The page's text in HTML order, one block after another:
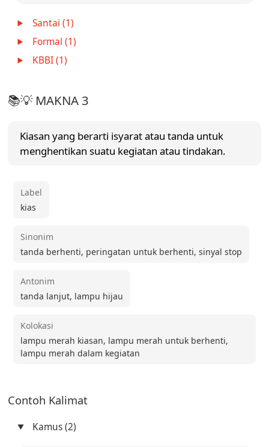
Santai (1)
Formal (1)
KBBI (1)
📚💡 MAKNA 3
Kiasan yang berarti isyarat atau tanda untuk
menghentikan suatu kegiatan atau tindakan.
Label
kias
Sinonim
tanda berhenti, peringatan untuk berhenti, sinyal stop
Antonim
tanda lanjut, lampu hijau
Kolokasi
lampu merah kiasan, lampu merah untuk berhenti,
lampu merah dalam kegiatan
Contoh Kalimat
Kamus (2)